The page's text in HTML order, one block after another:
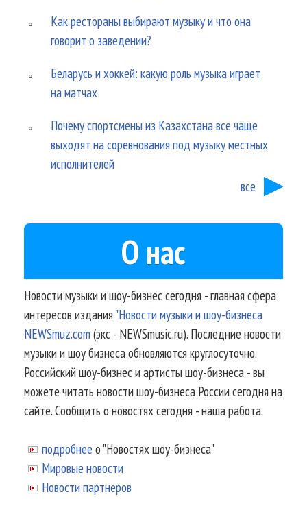
Как рестораны выбирают музыку и что она
говорит о заведении?
Беларусь и хоккей: какую роль музыка играет
на матчах
Почему спортсмены из Казахстана все чаще
выходят на соревнования под музыку местных
исполнителей
все
О нас
Новости музыки и шоу-бизнес сегодня - главная сфера
интересов издания"Новости музыки и шоу-бизнеса
NEWSmuz.com(экс - NEWSmusic.ru). Последние новости
музыки и шоу бизнеса обновляются круглосуточно.
Российский шоу-бизнес и артисты шоу-бизнеса - вы
можете читать новости шоу-бизнеса России сегодня на
сайте. Сообщить о новостях сегодня - наша работа.
подробнее о "Новостях шоу-бизнеса"
Мировые новости
Новости партнеров